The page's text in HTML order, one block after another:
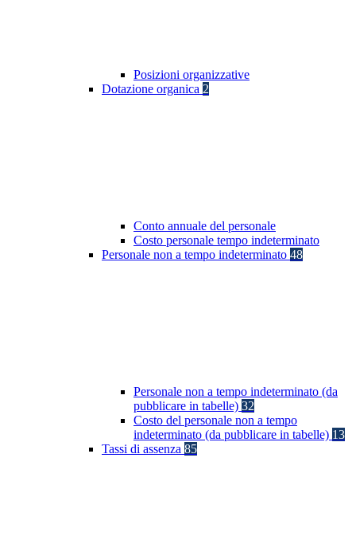
Posizioni organizzative
Dotazione organica 2
Conto annuale del personale
Costo personale tempo indeterminato
Personale non a tempo indeterminato 48
Personale non a tempo indeterminato (da
pubblicare in tabelle) 32
Costo del personale non a tempo
indeterminato (da pubblicare in tabelle) 13
Tassi di assenza 85